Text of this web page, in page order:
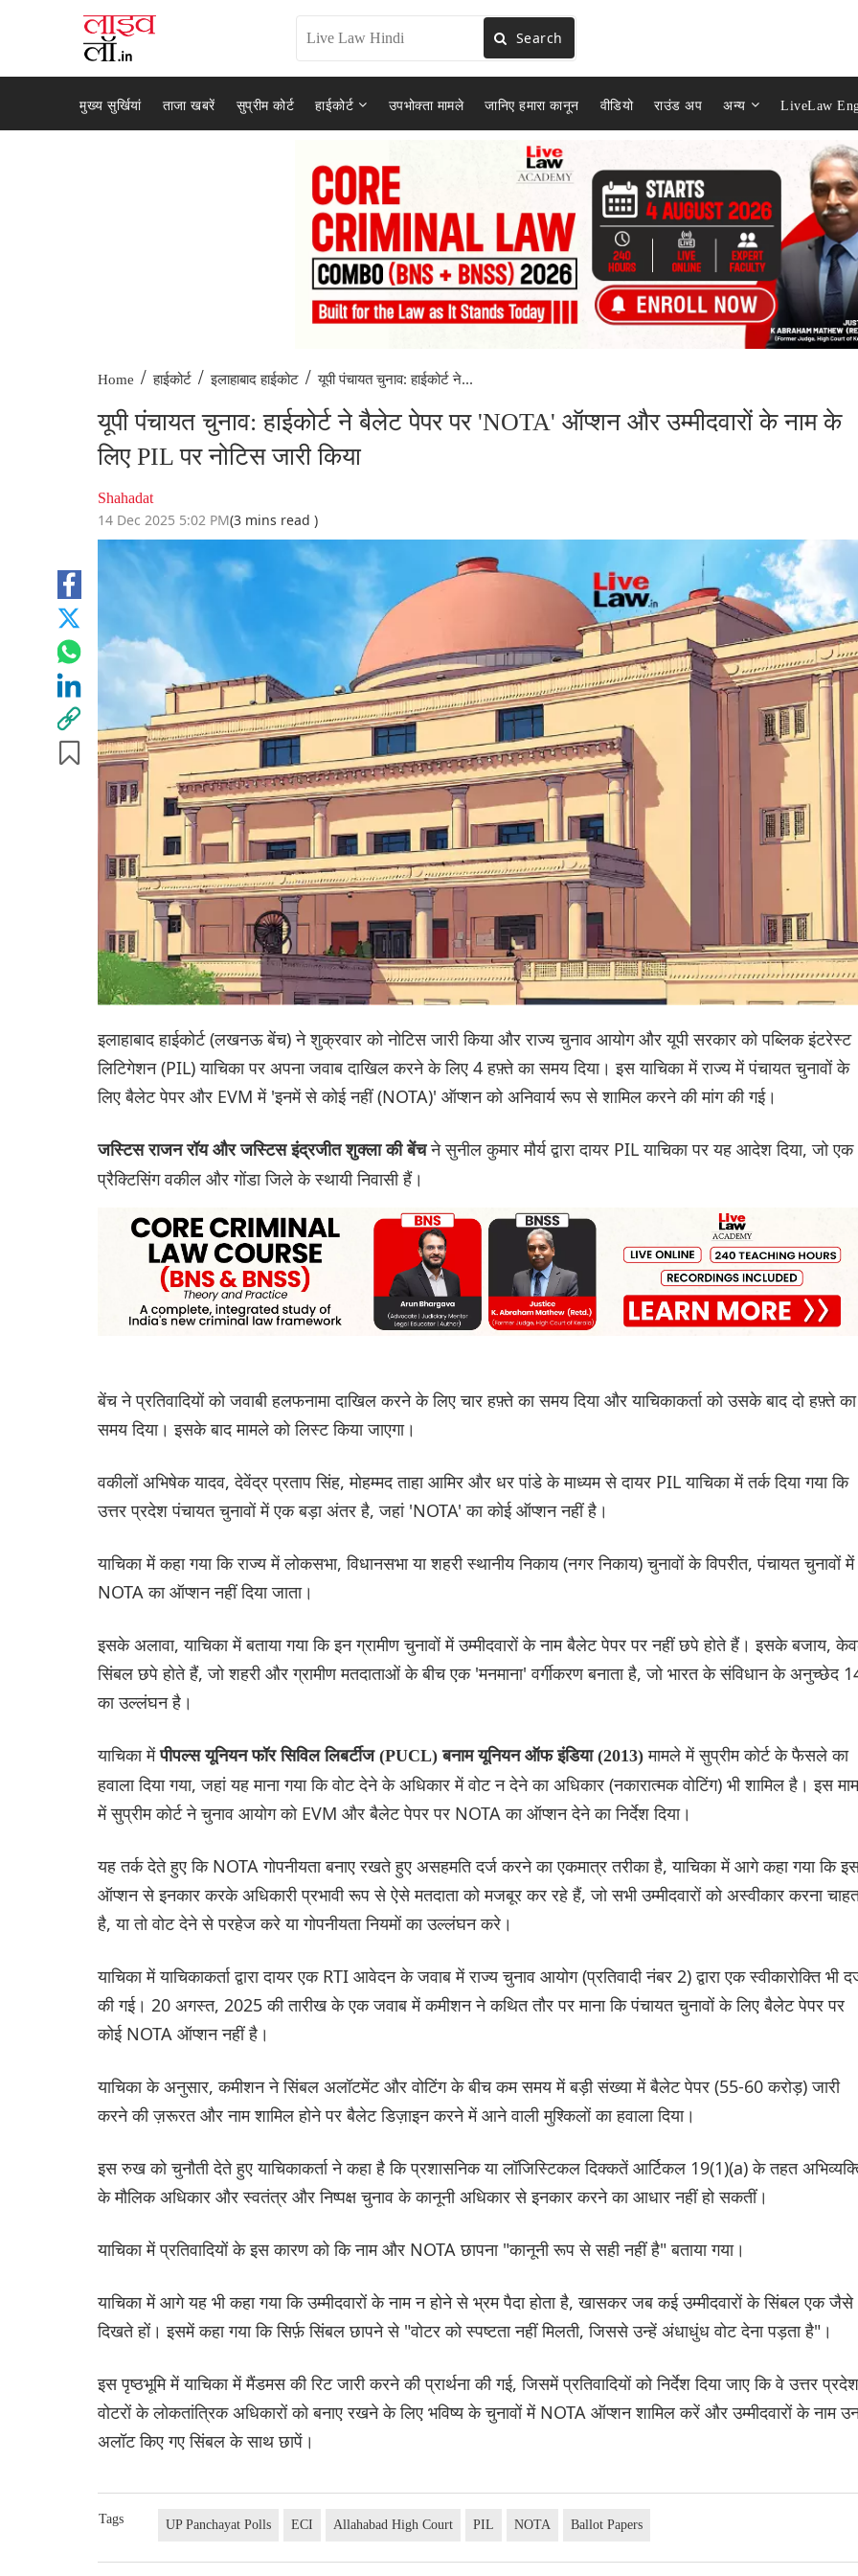
Search
मुख्य सुर्खियां ताजा खबरें सुप्रीम कोर्ट हाईकोर्ट उपभोक्ता मामले जानिए हमारा कानून वीडियो राउंड अप अन्य LiveLaw
Home / हाईकोर्ट / इलाहाबाद हाईकोट / यूपी पंचायत चुनाव: हाईकोर्ट ने...
यूपी पंचायत चुनाव: हाईकोर्ट ने बैलेट पेपर पर 'NOTA' ऑप्शन और उम्मीदवारों के नाम के
लिए PIL पर नोटिस जारी किया
Shahadat
14 Dec 2025 5:02 PM(3 mins read )
इलाहाबाद हाईकोर्ट (लखनऊ बेंच) ने शुक्रवार को नोटिस जारी किया और राज्य चुनाव आयोग और यूपी सरकार को पब्लिक इंटरेस्ट
लिटिगेशन (PIL) याचिका पर अपना जवाब दाखिल करने के लिए 4 हफ़्ते का समय दिया। इस याचिका में राज्य में पंचायत चुनावों के
लिए बैलेट पेपर और EVM में 'इनमें से कोई नहीं (NOTA)' ऑप्शन को अनिवार्य रूप से शामिल करने की मांग की गई।
जस्टिस राजन रॉय और जस्टिस इंद्रजीत शुक्ला की बेंचने सुनील कुमार मौर्य द्वारा दायर PIL याचिका पर यह आदेश दिया, जो एक
प्रैक्टिसिंग वकील और गोंडा जिले के स्थायी निवासी हैं।
बेंच ने प्रतिवादियों को जवाबी हलफनामा दाखिल करने के लिए चार हफ़्ते का समय दिया और याचिकाकर्ता को उसके बाद दो हफ़्ते का
समय दिया। इसके बाद मामले को लिस्ट किया जाएगा।
वकीलों अभिषेक यादव, देवेंद्र प्रताप सिंह, मोहम्मद ताहा आमिर और धर पांडे के माध्यम से दायर PIL याचिका में तर्क दिया गया कि
उत्तर प्रदेश पंचायत चुनावों में एक बड़ा अंतर है, जहां 'NOTA' का कोई ऑप्शन नहीं है।
याचिका में कहा गया कि राज्य में लोकसभा, विधानसभा या शहरी स्थानीय निकाय (नगर निकाय) चुनावों के विपरीत, पंचायत चुनावों में
NOTA का ऑप्शन नहीं दिया जाता।
इसके अलावा, याचिका में बताया गया कि इन ग्रामीण चुनावों में उम्मीदवारों के नाम बैलेट पेपर पर नहीं छपे होते हैं। इसके बजाय,
सिंबल छपे होते हैं, जो शहरी और ग्रामीण मतदाताओं के बीच एक 'मनमाना' वर्गीकरण बनाता है, जो भारत के संविधान के अनुच्छेद
का उल्लंघन है।
याचिका मेंपीपल्स यूनियन फॉर सिविल लिबर्टीज (PUCL) बनाम यूनियन ऑफ इंडिया (2013)मामले में सुप्रीम कोर्ट के फैसले का
हवाला दिया गया, जहां यह माना गया कि वोट देने के अधिकार में वोट न देने का अधिकार (नकारात्मक वोटिंग) भी शामिल है। इस
में सुप्रीम कोर्ट ने चुनाव आयोग को EVM और बैलेट पेपर पर NOTA का ऑप्शन देने का निर्देश दिया।
यह तर्क देते हुए कि NOTA गोपनीयता बनाए रखते हुए असहमति दर्ज करने का एकमात्र तरीका है, याचिका में आगे कहा गया कि
ऑप्शन से इनकार करके अधिकारी प्रभावी रूप से ऐसे मतदाता को मजबूर कर रहे हैं, जो सभी उम्मीदवारों को अस्वीकार करना
है, या तो वोट देने से परहेज करे या गोपनीयता नियमों का उल्लंघन करे।
याचिका में याचिकाकर्ता द्वारा दायर एक RTI आवेदन के जवाब में राज्य चुनाव आयोग (प्रतिवादी नंबर 2) द्वारा एक स्वीकारोक्ति भी
की गई। 20 अगस्त, 2025 की तारीख के एक जवाब में कमीशन ने कथित तौर पर माना कि पंचायत चुनावों के लिए बैलेट पेपर पर
कोई NOTA ऑप्शन नहीं है।
याचिका के अनुसार, कमीशन ने सिंबल अलॉटमेंट और वोटिंग के बीच कम समय में बड़ी संख्या में बैलेट पेपर (55-60 करोड़) जारी
करने की ज़रूरत और नाम शामिल होने पर बैलेट डिज़ाइन करने में आने वाली मुश्किलों का हवाला दिया।
इस रुख को चुनौती देते हुए याचिकाकर्ता ने कहा है कि प्रशासनिक या लॉजिस्टिकल दिक्कतें आर्टिकल 19(1)(a) के तहत
के मौलिक अधिकार और स्वतंत्र और निष्पक्ष चुनाव के कानूनी अधिकार से इनकार करने का आधार नहीं हो सकतीं।
याचिका में प्रतिवादियों के इस कारण को कि नाम और NOTA छापना "कानूनी रूप से सही नहीं है" बताया गया।
याचिका में आगे यह भी कहा गया कि उम्मीदवारों के नाम न होने से भ्रम पैदा होता है, खासकर जब कई उम्मीदवारों के सिंबल एक जैसे
दिखते हों। इसमें कहा गया कि सिर्फ़ सिंबल छापने से "वोटर को स्पष्टता नहीं मिलती, जिससे उन्हें अंधाधुंध वोट देना पड़ता है"।
इस पृष्ठभूमि में याचिका में मैंडमस की रिट जारी करने की प्रार्थना की गई, जिसमें प्रतिवादियों को निर्देश दिया जाए कि वे उत्तर
वोटरों के लोकतांत्रिक अधिकारों को बनाए रखने के लिए भविष्य के चुनावों में NOTA ऑप्शन शामिल करें और उम्मीदवारों के नाम
अलॉट किए गए सिंबल के साथ छापें।
Tags UP Panchayat Polls ECI Allahabad High Court PIL NOTA Ballot Papers